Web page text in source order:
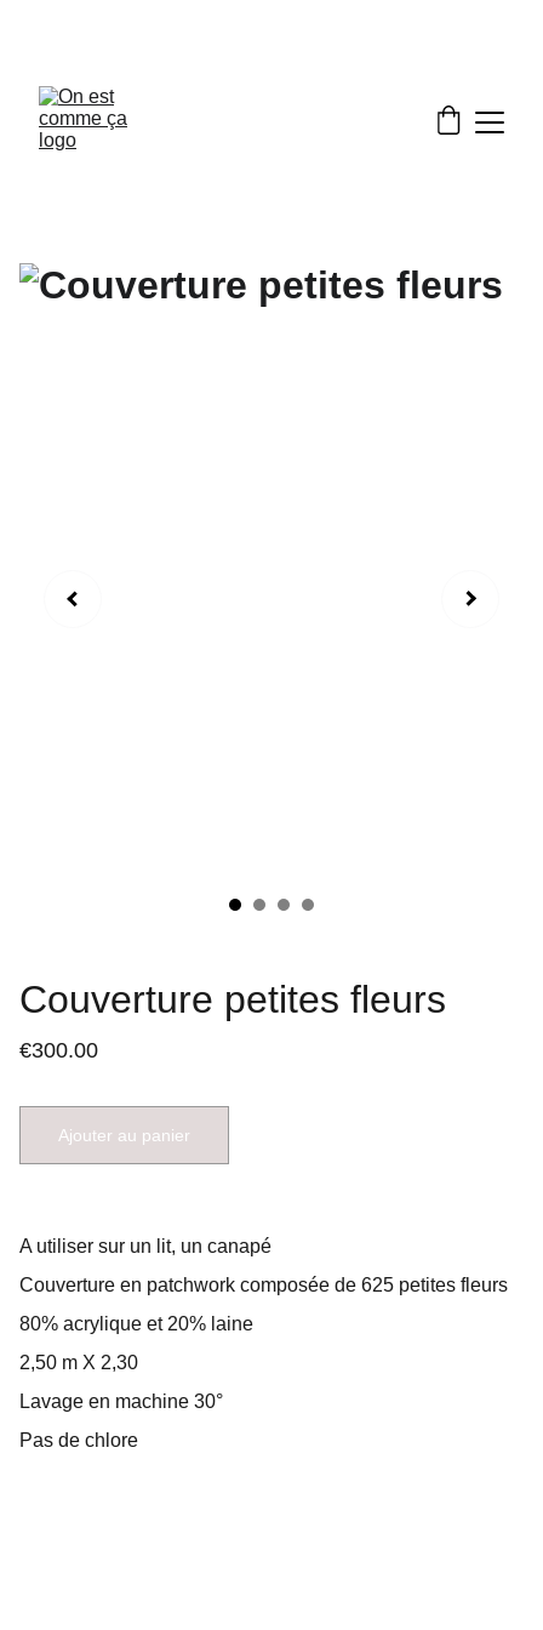
Couverture petites fleurs
€300.00
Ajouter au panier
A utiliser sur un lit, un canapé
Couverture en patchwork composée de 625 petites fleurs
80% acrylique et 20% laine
2,50 m X 2,30
Lavage en machine 30°
Pas de chlore